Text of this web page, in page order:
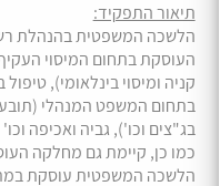
תיאור התפקיד:
הלשכה המשפטית בהנהלת
העוסקת בתחום המיסוי
קניה ומיסוי בינלאומי),
בתחום המשפט המנהלי
בג"צים וכו'), גביה ואכיפה
כמו כן, קיימת גם מחלקה
הלשכה המשפטית עוסקת במתן